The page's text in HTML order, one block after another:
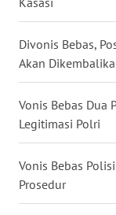
Divonis Bebas,
Akan
Vonis Bebas Dua
Legitimasi Polri
Vonis Bebas
Prosedur
WN